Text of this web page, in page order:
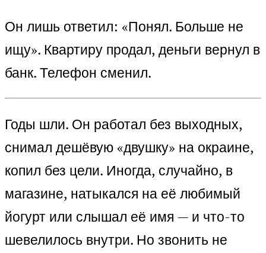
Он лишь ответил: «Понял. Больше не
ищу». Квартиру продал, деньги вернул в
банк. Телефон сменил.
Годы шли. Он работал без выходных,
снимал дешёвую «двушку» на окраине,
копил без цели. Иногда, случайно, в
магазине, натыкался на её любимый
йогурт или слышал её имя — и что-то
шевелилось внутри. Но звонить не